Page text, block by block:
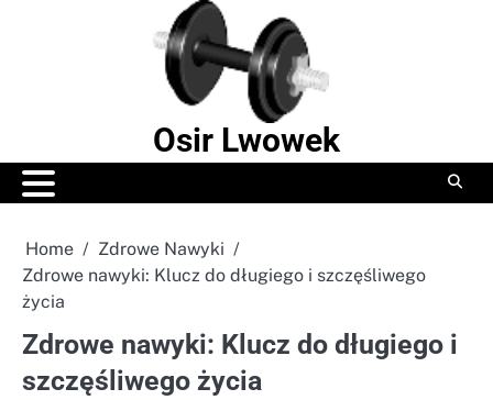
Osir Lwowek
Home
Zdrowe Nawyki
Zdrowe nawyki: Klucz do długiego i szczęśliwego
życia
Zdrowe nawyki: Klucz do długiego i
szczęśliwego życia